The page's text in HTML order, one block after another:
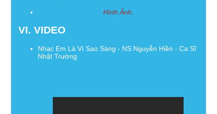
Hình Ảnh.
VI. VIDEO
Nhạc Em Là Vì Sao Sáng - NS Nguyễn Hiền - Ca Sĩ
Nhật Trường